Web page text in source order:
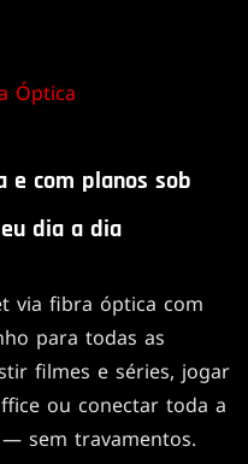
Óptica
e com planos sob
dia a dia
via fibra óptica com
para todas as
filmes e séries, jogar
ou conectar toda a
sem travamentos.